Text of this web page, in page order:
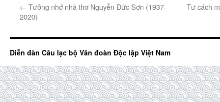
← Tưởng nhớ nhà thơ Nguyễn Đức Sơn (1937-
2020)
Tư cách
Diễn đàn Câu lạc bộ Văn đoàn Độc lập Việt Nam